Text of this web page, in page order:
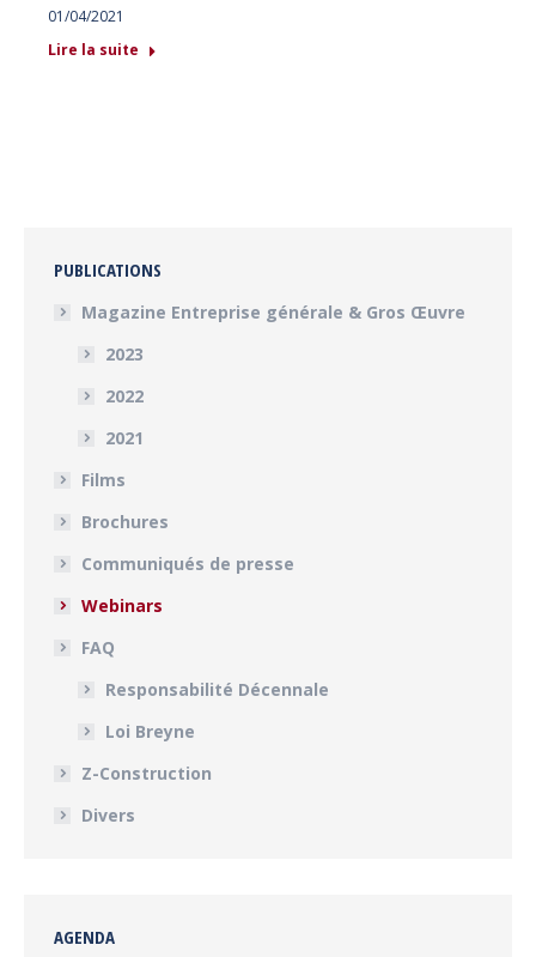
01/04/2021
Lire la suite
PUBLICATIONS
Magazine Entreprise générale & Gros Œuvre
2023
2022
2021
Films
Brochures
Communiqués de presse
Webinars
FAQ
Responsabilité Décennale
Loi Breyne
Z-Construction
Divers
AGENDA